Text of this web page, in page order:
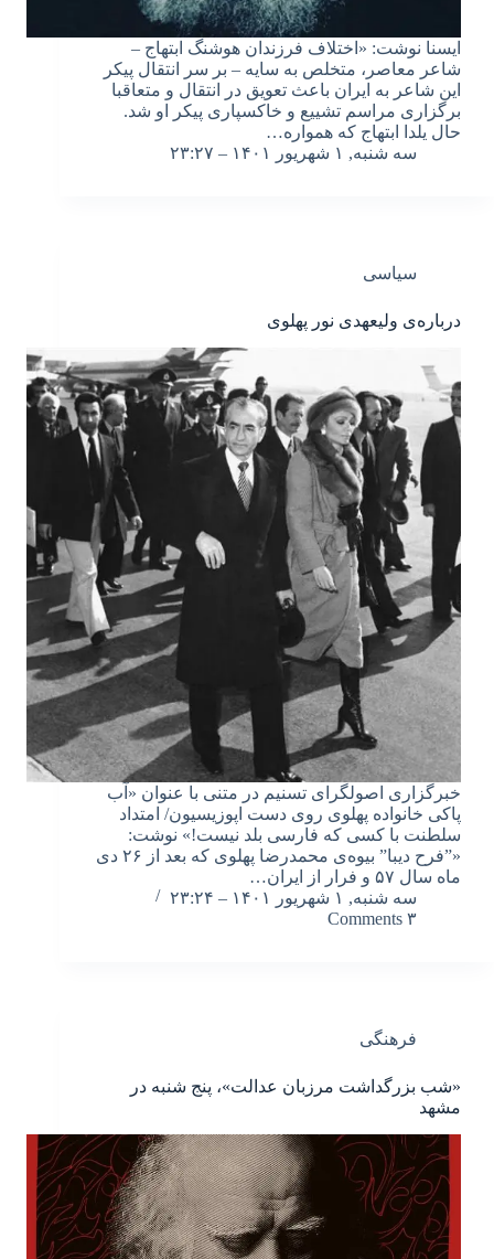
ایسنا نوشت: «اختلاف فرزندان هوشنگ ابتهاج –
شاعر معاصر، متخلص به سایه – بر سر انتقال پیکر
این شاعر به ایران باعث تعویق در انتقال و متعاقبا
برگزاری مراسم تشییع و خاکسپاری پیکر او شد.
حال یلدا ابتهاج که همواره…
سه شنبه, ۱ شهریور ۱۴۰۱ – ۲۳:۲۷
سیاسی
درباره‌ی ولیعهدی نور پهلوی
خبرگزاری اصولگرای تسنیم در متنی با عنوان «آب
پاکی خانواده پهلوی روی دست اپوزیسیون/ امتداد
سلطنت با کسی که فارسی بلد نیست!» نوشت:
«”فرح دیبا” بیوه‌ی محمدرضا پهلوی که بعد از ۲۶ دی
ماه سال ۵۷ و فرار از ایران…
سه شنبه, ۱ شهریور ۱۴۰۱ – ۲۳:۲۴
۳ Comments
فرهنگی
«شب بزرگداشت مرزبان عدالت»، پنج شنبه در
مشهد